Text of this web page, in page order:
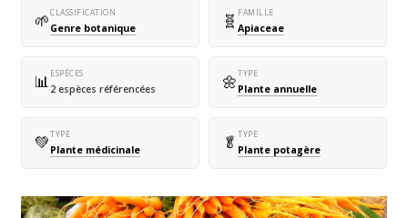
🌱CLASSIFICATION
Genre botanique 🧬 FAMILLE
Apiaceae
📊ESPÈCES
2 espèces référencées 🌼TYPE
Plante annuelle
💚TYPE
Plante médicinale 🥬 TYPE
Plante potagère